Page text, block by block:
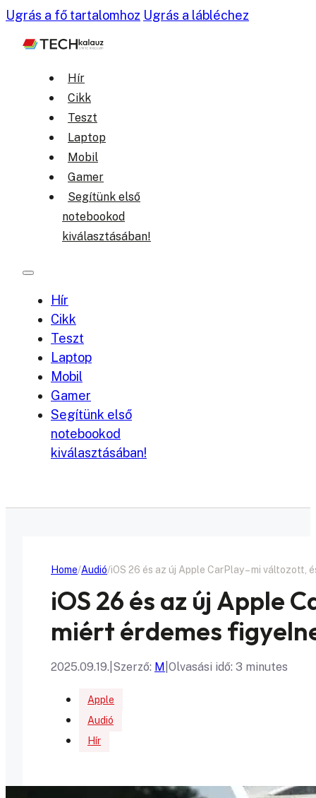
Ugrás a fő tartalomhoz Ugrás a lábléchez
Hír
Cikk
Teszt
Laptop
Mobil
Gamer
Segítünk első
notebookod
kiválasztásában!
Hír
Cikk
Teszt
Laptop
Mobil
Gamer
Segítünk első
notebookod
kiválasztásában!
Home Audió iOS 26 és az új Apple CarPlay – mi változott,
iOS 26 és az új Apple
miért érdemes
2025.09.19. Szerző: M Olvasási idő: 3 minutes
Apple
Audió
Hír